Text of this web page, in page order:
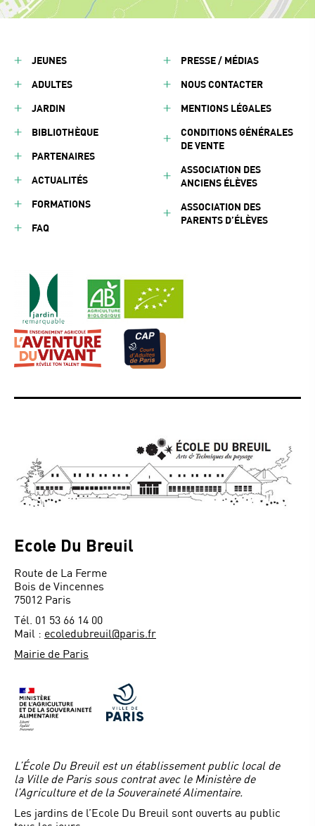
JEUNES
ADULTES
JARDIN
BIBLIOTHÈQUE
PARTENAIRES
ACTUALITÉS
FORMATIONS
FAQ
PRESSE / MÉDIAS
NOUS CONTACTER
MENTIONS LÉGALES
CONDITIONS GÉNÉRALES
DE VENTE
ASSOCIATION DES
ANCIENS ÉLÈVES
ASSOCIATION DES
PARENTS D’ÉLÈVES
Ecole Du Breuil
Route de La Ferme
Bois de Vincennes
75012 Paris
Tél. 01 53 66 14 00
Mail : ecoledubreuil@paris.fr
Mairie de Paris
L’École Du Breuil est un établissement public local de
la Ville de Paris sous contrat avec le Ministère de
l’Agriculture et de la Souveraineté Alimentaire.
Les jardins de l’Ecole Du Breuil sont ouverts au public